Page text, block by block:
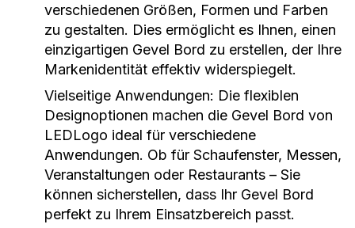
verschiedenen Größen, Formen und Farben
zu gestalten. Dies ermöglicht es Ihnen, einen
einzigartigen Gevel Bord zu erstellen, der Ihre
Markenidentität effektiv widerspiegelt.
Vielseitige Anwendungen: Die flexiblen
Designoptionen machen die Gevel Bord von
LEDLogo ideal für verschiedene
Anwendungen. Ob für Schaufenster, Messen,
Veranstaltungen oder Restaurants – Sie
können sicherstellen, dass Ihr Gevel Bord
perfekt zu Ihrem Einsatzbereich passt.